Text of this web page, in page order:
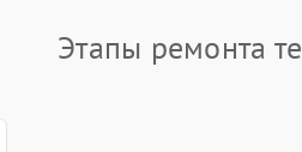
Этапы ремонта